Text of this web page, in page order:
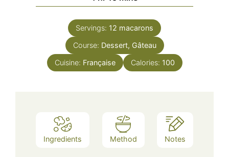
Servings: 12 macarons
Course: Dessert, Gâteau
Cuisine: Française Calories: 100
Ingredients Method Notes